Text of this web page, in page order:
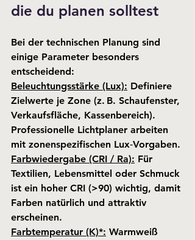
die du planen solltest
Bei der technischen Planung sind
einige Parameter besonders
entscheidend:
Beleuchtungsstärke (Lux): Definiere
Zielwerte je Zone (z. B. Schaufenster,
Verkaufsfläche, Kassenbereich).
Professionelle Lichtplaner arbeiten
mit zonenspezifischen Lux‑Vorgaben.
Farbwiedergabe (CRI / Ra): Für
Textilien, Lebensmittel oder Schmuck
ist ein hoher CRI (>90) wichtig, damit
Farben natürlich und attraktiv
erscheinen.
Farbtemperatur (K)*: Warmweiß